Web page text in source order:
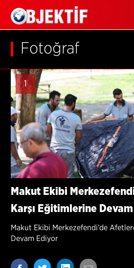
Fotoğraf
1
Makut Ekibi
Karşı Eğitimlerine
Makut Ekibi Merkezefendi’de
Devam Ediyor